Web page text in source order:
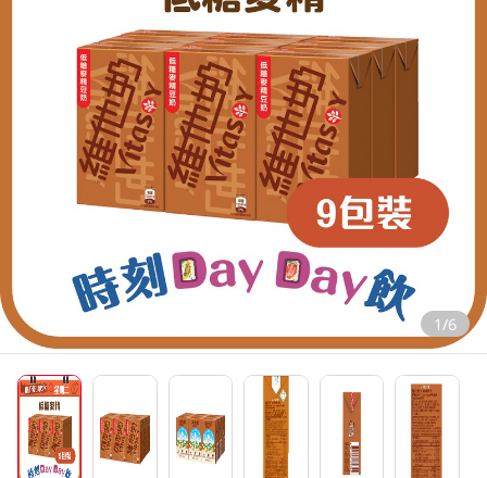
1/6